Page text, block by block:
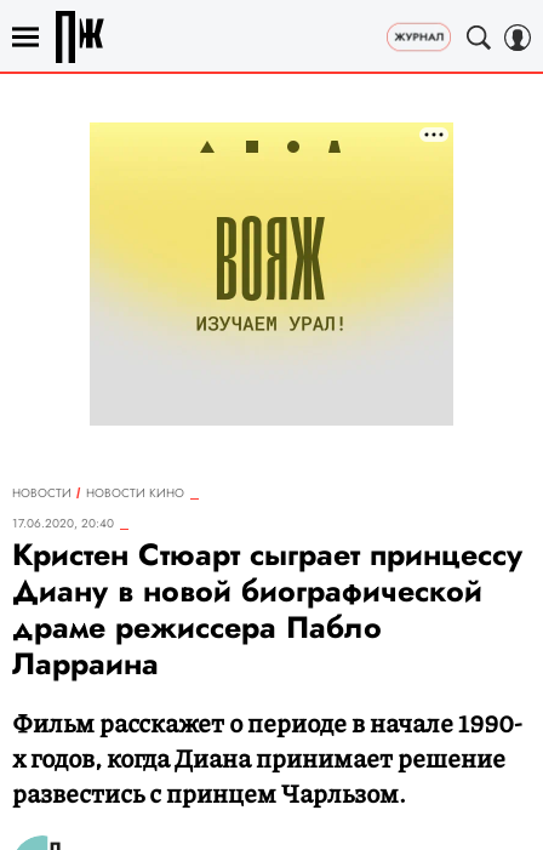
НОВОСТИ
НОВОСТИ КИНО
17.06.2020, 20:40
Кристен Стюарт сыграет принцессу
Диану в новой биографической
драме режиссера Пабло
Ларраина
Фильм расскажет о периоде в начале 1990-
х годов, когда Диана принимает решение
развестись с принцем Чарльзом.